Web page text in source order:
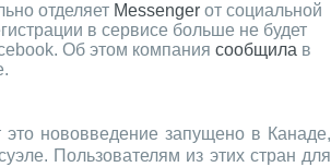
отделяет Messenger от социальной
в сервисе больше не будет
Об этом компания сообщила в
нововведение запущено в Канаде,
Пользователям из этих стран для